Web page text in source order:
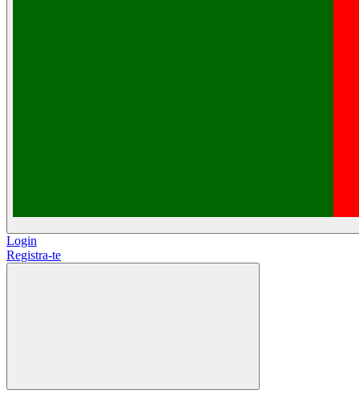
Login
Registra-te